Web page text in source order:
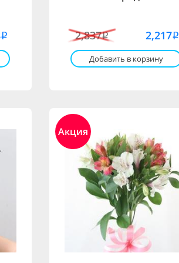
i 2,837i 2,217i
Добавить в корзину
Акция